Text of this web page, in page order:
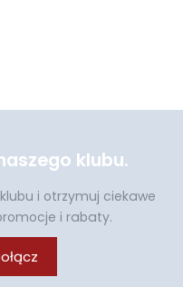
klubu.
i otrzymuj ciekawe
i rabaty.